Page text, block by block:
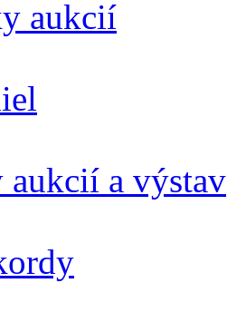
aukcií
aukcií a výstav